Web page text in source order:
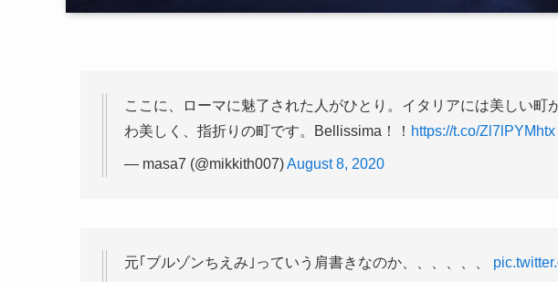
ここに、ローマに魅了された人がひとり。イタリアには美しい町
わ美しく、指折りの町です。Bellissima！！ https://t.co/Zl7lPYMhtx
— masa7 (@mikkith007)August 8, 2020
元｢ブルゾンちえみ｣っていう肩書きなのか、、、、、、